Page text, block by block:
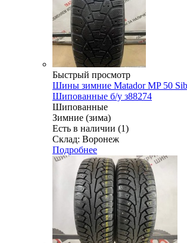
Быстрый просмотр
Шины зимние Matador MP 50
Шипованные б/у з88274
Шипованные
Зимние (зима)
Есть в наличии (1)
Склад: Воронеж
Подробнее